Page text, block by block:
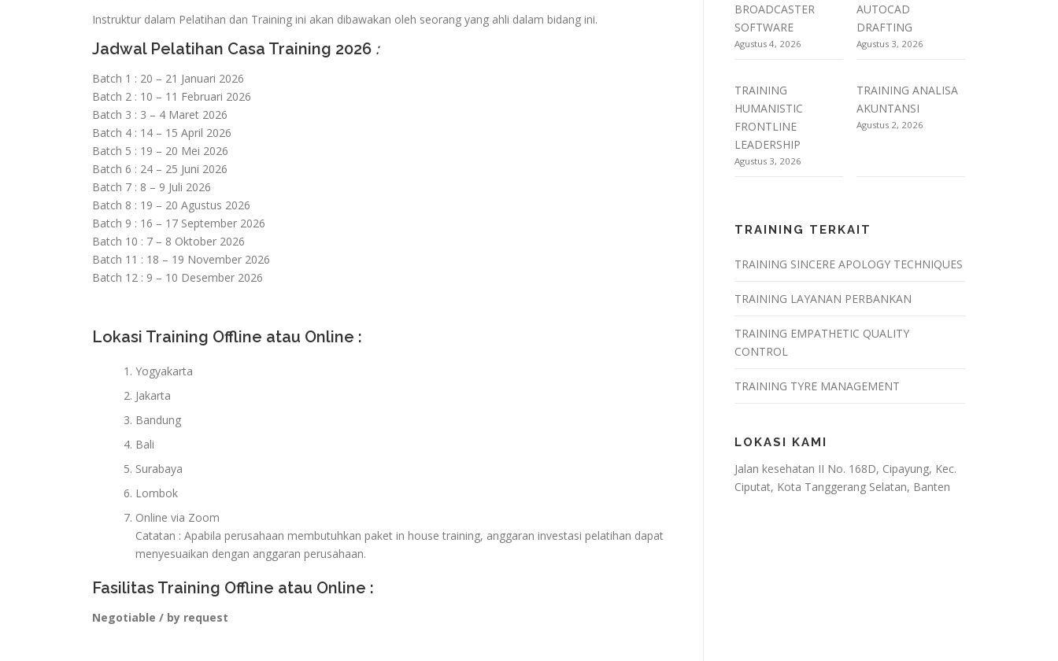
Instruktur dalam Pelatihan dan Training ini akan dibawakan oleh seorang yang ahli dalam bidang ini.
Jadwal Pelatihan Casa Training 2026 :
Batch 1 : 20 – 21 Januari 2026
Batch 2 : 10 – 11 Februari 2026
Batch 3 : 3 – 4 Maret 2026
Batch 4 : 14 – 15 April 2026
Batch 5 : 19 – 20 Mei 2026
Batch 6 : 24 – 25 Juni 2026
Batch 7 : 8 – 9 Juli 2026
Batch 8 : 19 – 20 Agustus 2026
Batch 9 : 16 – 17 September 2026
Batch 10 : 7 – 8 Oktober 2026
Batch 11 : 18 – 19 November 2026
Batch 12 : 9 – 10 Desember 2026
Lokasi Training Offline atau Online :
Yogyakarta
Jakarta
Bandung
Bali
Surabaya
Lombok
Online via Zoom
Catatan : Apabila perusahaan membutuhkan paket in house training, anggaran investasi pelatihan dapat
menyesuaikan dengan anggaran perusahaan.
Fasilitas Training Offline atau Online :
Negotiable / by request
BROADCASTER
SOFTWARE
Agustus 4, 2026
AUTOCAD
DRAFTING
Agustus 3, 2026
TRAINING
HUMANISTIC
FRONTLINE
LEADERSHIP
Agustus 3, 2026
TRAINING ANALISA
AKUNTANSI
Agustus 2, 2026
TRAINING TERKAIT
TRAINING SINCERE APOLOGY TECHNIQUES
TRAINING LAYANAN PERBANKAN
TRAINING EMPATHETIC QUALITY
CONTROL
TRAINING TYRE MANAGEMENT
LOKASI KAMI
Jalan kesehatan II No. 168D, Cipayung, Kec.
Ciputat, Kota Tanggerang Selatan, Banten